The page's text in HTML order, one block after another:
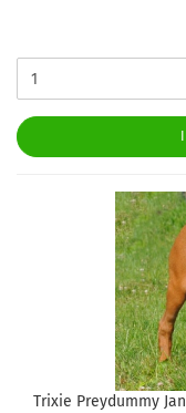
Trixie Preydummy